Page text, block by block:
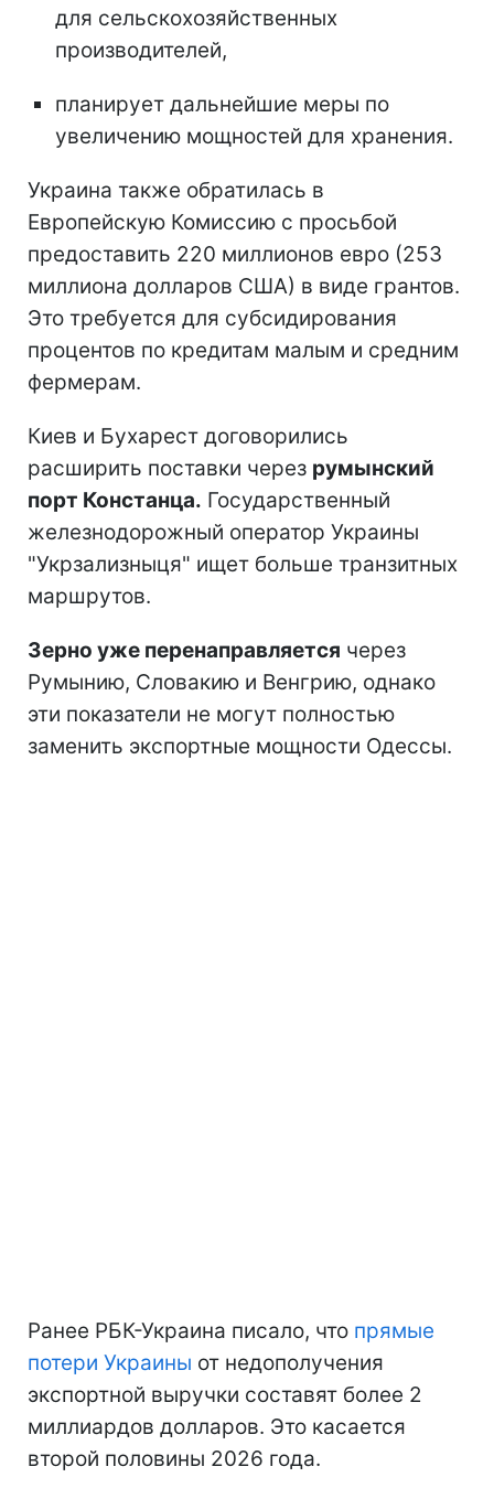
для сельскохозяйственных
производителей,
планирует дальнейшие меры по
увеличению мощностей для хранения.
Украина также обратилась в
Европейскую Комиссию с просьбой
предоставить 220 миллионов евро (253
миллиона долларов США) в виде грантов.
Это требуется для субсидирования
процентов по кредитам малым и средним
фермерам.
Киев и Бухарест договорились
расширить поставки через румынский
порт Констанца. Государственный
железнодорожный оператор Украины
"Укрзализныця" ищет больше транзитных
маршрутов.
Зерно уже перенаправляется через
Румынию, Словакию и Венгрию, однако
эти показатели не могут полностью
заменить экспортные мощности Одессы.
Ранее РБК-Украина писало, что прямые
потери Украины от недополучения
экспортной выручки составят более 2
миллиардов долларов. Это касается
второй половины 2026 года.